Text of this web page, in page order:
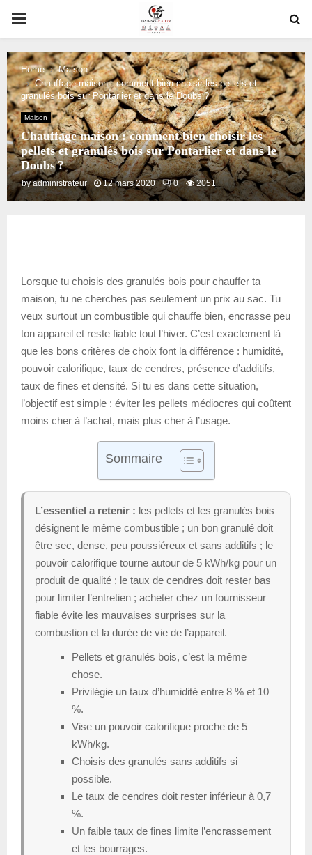
PRIMARY
MENU
Home
Maison
Chauffage maison : comment bien choisir les pellets et
granulés bois sur Pontarlier et dans le Doubs ?
Maison
Chauffage maison : comment bien choisir les
pellets et granulés bois sur Pontarlier et dans le
Doubs ?
byadministrateur 12 mars 2020 0 2051
Lorsque tu choisis des granulés bois pour chauffer ta
maison, tu ne cherches pas seulement un prix au sac. Tu
veux surtout un combustible qui chauffe bien, encrasse peu
ton appareil et reste fiable tout l’hiver. C’est exactement là
que les bons critères de choix font la différence : humidité,
pouvoir calorifique, taux de cendres, présence d’additifs,
taux de fines et densité. Si tu es dans cette situation,
l’objectif est simple : éviter les pellets médiocres qui coûtent
moins cher à l’achat, mais plus cher à l’usage.
Sommaire
L’essentiel a retenir : les pellets et les granulés bois
désignent le même combustible ; un bon granulé doit
être sec, dense, peu poussiéreux et sans additifs ; le
pouvoir calorifique tourne autour de 5 kWh/kg pour un
produit de qualité ; le taux de cendres doit rester bas
pour limiter l’entretien ; acheter chez un fournisseur
fiable évite les mauvaises surprises sur la
combustion et la durée de vie de l’appareil.
Pellets et granulés bois, c’est la même
chose.
Privilégie un taux d’humidité entre 8 % et 10
%.
Vise un pouvoir calorifique proche de 5
kWh/kg.
Choisis des granulés sans additifs si
possible.
Le taux de cendres doit rester inférieur à 0,7
%.
Un faible taux de fines limite l’encrassement
et les bourrages.